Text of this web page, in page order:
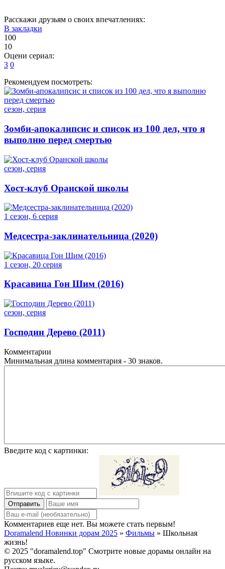
Расскажи друзьям о своих впечатлениях:
В закладки
100
10
Оцени сериал:
3 0
Рекомендуем посмотреть:
сезон, серия
Зомби-апокалипсис и список из 100 дел, что я
выполню перед смертью
сезон, серия
Хост-клуб Оранской школы
1 сезон, 6 серия
Медсестра-заклинательница (2020)
1 сезон, 20 серия
Красавица Гон Шим (2016)
сезон, серия
Господин Дерево (2011)
Комментарии
Минимальная длина комментария - 30 знаков.
Введите код с картинки:
Отправить
Комментариев еще нет. Вы можете стать первым!
Doramalend Новинки дорам 2025 » Фильмы » Школьная
жизнь!
© 2025 "doramalend.top" Смотрите новые дорамы онлайн на
русском языке.